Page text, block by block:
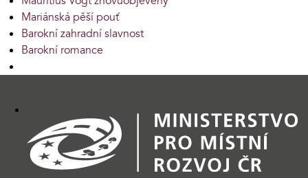
Mariánská pěší pouť
Barokní zahradní slavnost
Barokní romance